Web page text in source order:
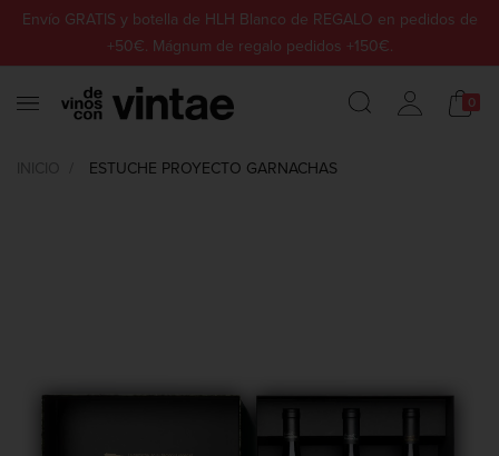
Envío GRATIS y botella de HLH Blanco de REGALO en pedidos de
+50€. Mágnum de regalo pedidos +150€.
0
ESTUCHE PROYECTO GARNACHAS